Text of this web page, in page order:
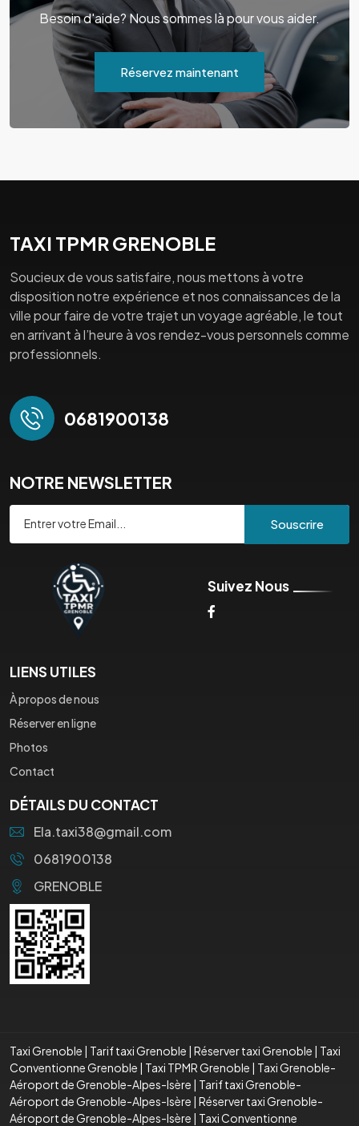
Besoin d'aide? Nous sommes là pour vous aider.
Réservez maintenant
TAXI TPMR GRENOBLE
Soucieux de vous satisfaire, nous mettons à votre
disposition notre expérience et nos connaissances de la
ville pour faire de votre trajet un voyage agréable, le tout
en arrivant à l’heure à vos rendez-vous personnels comme
professionnels.
0681900138
NOTRE NEWSLETTER
Souscrire
Suivez Nous
LIENS UTILES
À propos de nous
Réserver en ligne
Photos
Contact
DÉTAILS DU CONTACT
Ela.taxi38@gmail.com
0681900138
GRENOBLE
Taxi Grenoble | Tarif taxi Grenoble | Réserver taxi Grenoble | Taxi
Conventionne Grenoble | Taxi TPMR Grenoble | Taxi Grenoble-
Aéroport de Grenoble-Alpes-Isère | Tarif taxi Grenoble-
Aéroport de Grenoble-Alpes-Isère | Réserver taxi Grenoble-
Aéroport de Grenoble-Alpes-Isère | Taxi Conventionne